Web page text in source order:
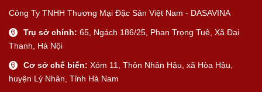
Công Ty TNHH Thương Mại Đặc Sản Việt Nam - DASAVINA
Trụ sở chính: 65, Ngách 186/25, Phan Trọng Tuệ, Xã Đại
Thanh, Hà Nội
Cơ sở chế biến: Xóm 11, Thôn Nhân Hậu, xã Hòa Hậu,
huyện Lý Nhân, Tỉnh Hà Nam